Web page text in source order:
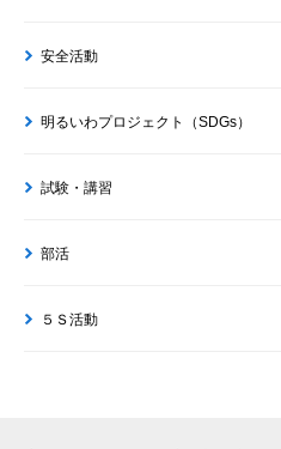
安全活動
明るいわプロジェクト（SDGs）
試験・講習
部活
５Ｓ活動